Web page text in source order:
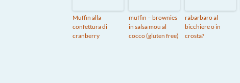
Muffin alla
confettura di
cranberry
muffin – brownies
in salsa mou al
cocco (gluten free)
rabarbaro al
bicchiere o in
crosta?